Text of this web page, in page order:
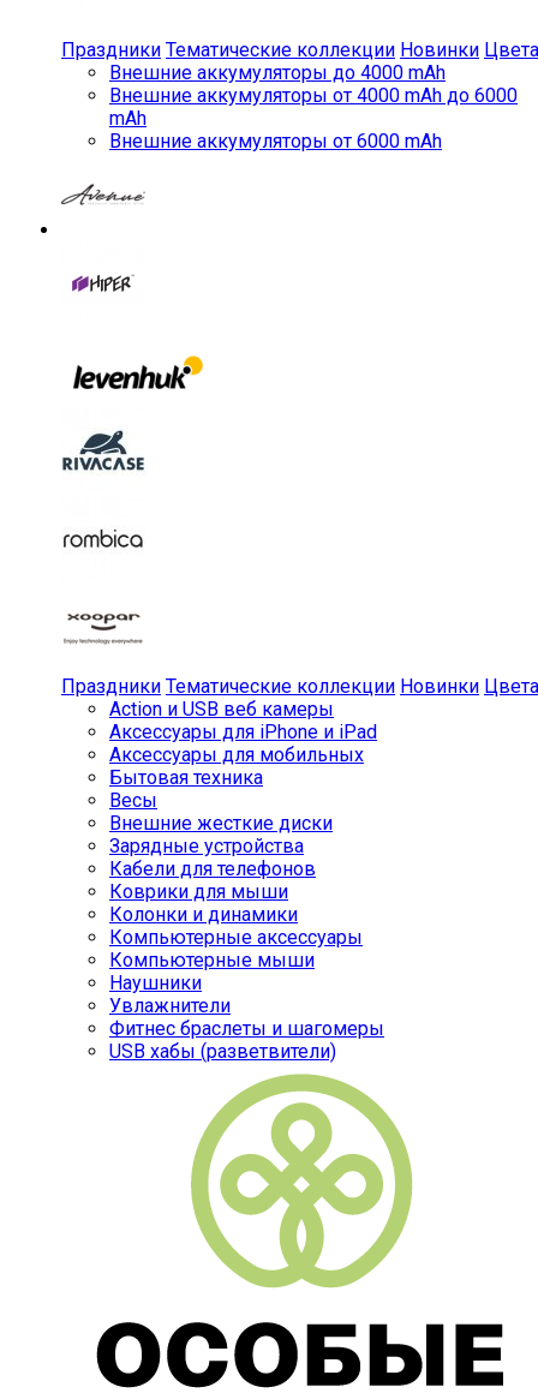
Праздники Тематические коллекции Новинки Цвета
Внешние аккумуляторы до 4000 mAh
Внешние аккумуляторы от 4000 mAh до 6000
mAh
Внешние аккумуляторы от 6000 mAh
Праздники Тематические коллекции Новинки Цвета
Action и USB веб камеры
Аксессуары для iPhone и iPad
Аксессуары для мобильных
Бытовая техника
Весы
Внешние жесткие диски
Зарядные устройства
Кабели для телефонов
Коврики для мыши
Колонки и динамики
Компьютерные аксессуары
Компьютерные мыши
Наушники
Увлажнители
Фитнес браслеты и шагомеры
USB хабы (разветвители)